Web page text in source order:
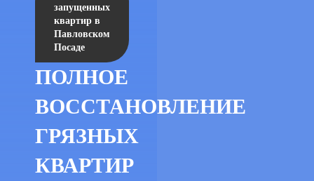
запущенных
квартир в
Павловском
Посаде
ПОЛНОЕ
ВОССТАНОВЛЕНИЕ
ГРЯЗНЫХ
КВАРТИР